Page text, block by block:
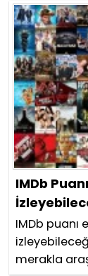
IMDb
IMDb puanı
merakla